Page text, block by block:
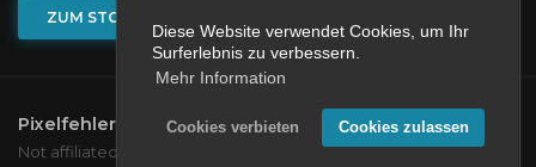
Diese Website verwendet Cookies, um Ihr
Surferlebnis zu verbessern.
Mehr Information
Cookies verbieten Cookies zulassen
ZUM STORE
Pixelfehler 2026.All rights reserved.
Not affiliated with Mojang or Microsoft.